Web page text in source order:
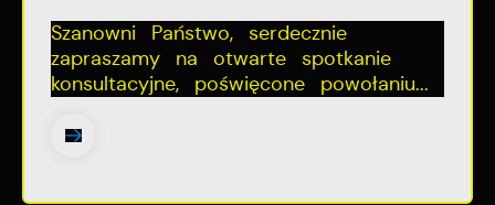
Szanowni Państwo, serdecznie
zapraszamy na otwarte spotkanie
konsultacyjne, poświęcone powołaniu...